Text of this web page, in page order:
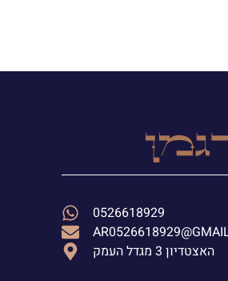
0526618929
האצטדיון 3 מגדל העמק